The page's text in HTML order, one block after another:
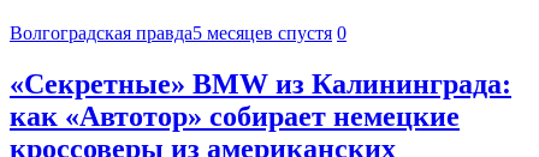
Волгоградская правда5 месяцев спустя 0
«Секретные» BMW из Калининграда:
как «Автотор» собирает немецкие
кроссоверы из американских